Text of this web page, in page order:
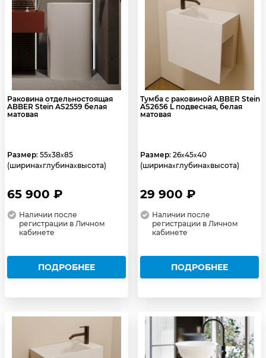
Раковина отдельностоящая
ABBER Stein AS2559 белая
матовая
Размер: 55x38x85
(ширинаxглубинаxвысота)
65 900 ₽
Наличии после
регистрации в Личном
кабинете
ПОДРОБНЕЕ
Тумба с раковиной ABBER Stein
AS2656 L подвесная, белая
матовая
Размер: 26x45x40
(ширинаxглубинаxвысота)
29 900 ₽
Наличии после
регистрации в Личном
кабинете
ПОДРОБНЕЕ